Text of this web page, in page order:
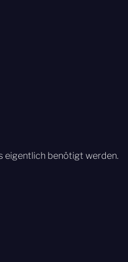
eigentlich benötigt werden.